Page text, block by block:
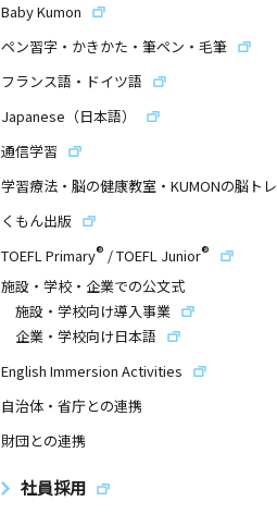
Baby Kumon
ペン習字・かきかた・筆ペン・毛筆
フランス語・ドイツ語
Japanese（日本語）
通信学習
学習療法・脳の健康教室・KUMONの脳トレ
くもん出版
TOEFL Primary® /TOEFL Junior®
施設・学校・企業での公文式
施設・学校向け導入事業
企業・学校向け日本語
English Immersion Activities
自治体・省庁との連携
財団との連携
社員採用